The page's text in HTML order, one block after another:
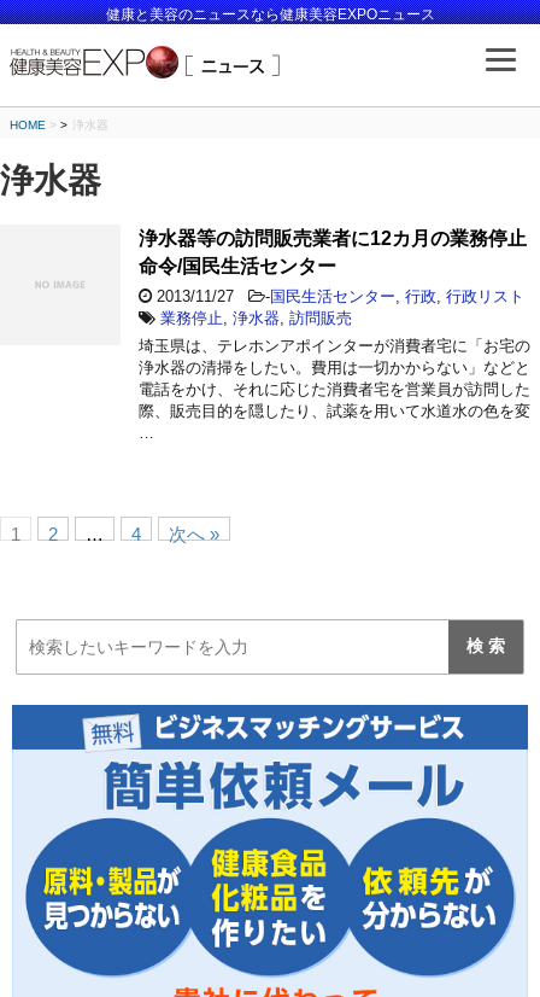
健康と美容のニュースなら健康美容EXPOニュース
HOME > 浄水器
浄水器
浄水器等の訪問販売業者に12カ月の業務停止
命令/国民生活センター
2013/11/27 -国民生活センター 行政 行政リスト
業務停止 浄水器 訪問販売
埼玉県は、テレホンアポインターが消費者宅に「お宅の
浄水器の清掃をしたい。費用は一切かからない」などと
電話をかけ、それに応じた消費者宅を営業員が訪問した
際、販売目的を隠したり、試薬を用いて水道水の色を変
1 2 … 4 次へ »